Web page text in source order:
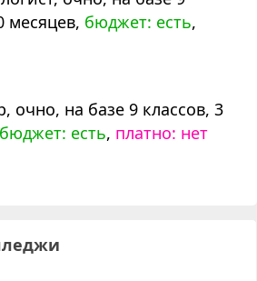
месяцев, бюджет: есть,
очно, на базе 9 классов, 3
бюджет: есть, платно: нет